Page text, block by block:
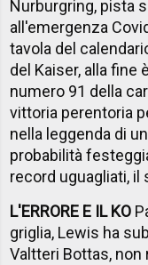
Nurburgring, pista
all'emergenza
tavola del
del Kaiser, alla fine
numero 91 della
vittoria perentoria
nella leggenda di
probabilità
record uguagliati,
L'ERRORE E IL KO
griglia, Lewis ha
Valtteri Bottas, non